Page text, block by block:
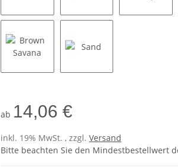
Off White Black
ab 14,06 €
inkl. 19% MwSt. , zzgl. Versand
Bitte beachten Sie den Mindestbestellwert